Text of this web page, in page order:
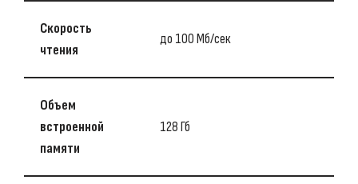
Скорость
чтения
до 100 Мб/сек
Объем
встроенной
памяти
128 Гб